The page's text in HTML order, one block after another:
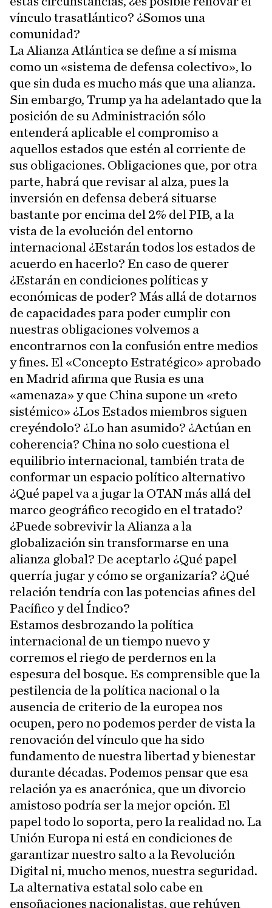
vínculo trasatlántico? ¿Somos una
comunidad?
La Alianza Atlántica se define a sí misma
como un «sistema de defensa colectivo», lo
que sin duda es mucho más que una alianza.
Sin embargo, Trump ya ha adelantado que la
posición de su Administración sólo
entenderá aplicable el compromiso a
aquellos estados que estén al corriente de
sus obligaciones. Obligaciones que, por otra
parte, habrá que revisar al alza, pues la
inversión en defensa deberá situarse
bastante por encima del 2% del PIB, a la
vista de la evolución del entorno
internacional ¿Estarán todos los estados de
acuerdo en hacerlo? En caso de querer
¿Estarán en condiciones políticas y
económicas de poder? Más allá de dotarnos
de capacidades para poder cumplir con
nuestras obligaciones volvemos a
encontrarnos con la confusión entre medios
y fines. El «Concepto Estratégico» aprobado
en Madrid afirma que Rusia es una
«amenaza» y que China supone un «reto
sistémico» ¿Los Estados miembros siguen
creyéndolo? ¿Lo han asumido? ¿Actúan en
coherencia? China no solo cuestiona el
equilibrio internacional, también trata de
conformar un espacio político alternativo
¿Qué papel va a jugar la OTAN más allá del
marco geográfico recogido en el tratado?
¿Puede sobrevivir la Alianza a la
globalización sin transformarse en una
alianza global? De aceptarlo ¿Qué papel
querría jugar y cómo se organizaría? ¿Qué
relación tendría con las potencias afines del
Pacífico y del Índico?
Estamos desbrozando la política
internacional de un tiempo nuevo y
corremos el riego de perdernos en la
espesura del bosque. Es comprensible que la
pestilencia de la política nacional o la
ausencia de criterio de la europea nos
ocupen, pero no podemos perder de vista la
renovación del vínculo que ha sido
fundamento de nuestra libertad y bienestar
durante décadas. Podemos pensar que esa
relación ya es anacrónica, que un divorcio
amistoso podría ser la mejor opción. El
papel todo lo soporta, pero la realidad no. La
Unión Europa ni está en condiciones de
garantizar nuestro salto a la Revolución
Digital ni, mucho menos, nuestra seguridad.
La alternativa estatal solo cabe en
ensoñaciones nacionalistas, que rehúyen